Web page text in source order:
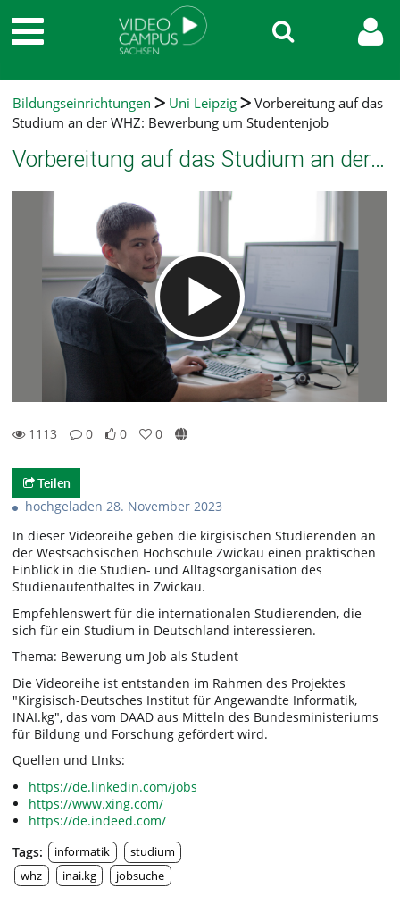
Bildungseinrichtungen Uni Leipzig
Vorbereitung auf das
Studium an der WHZ: Bewerbung um Studentenjob
Vorbereitung auf das Studium an der WHZ: Bewerbung um Studentenjob
1113
0
0
0
Teilen
hochgeladen 28. November 2023
In dieser Videoreihe geben die kirgisischen Studierenden an
der Westsächsischen Hochschule Zwickau einen praktischen
Einblick in die Studien- und Alltagsorganisation des
Studienaufenthaltes in Zwickau.
Empfehlenswert für die internationalen Studierenden, die
sich für ein Studium in Deutschland interessieren.
Thema: Bewerung um Job als Student
Die Videoreihe ist entstanden im Rahmen des Projektes
"Kirgisisch-Deutsches Institut für Angewandte Informatik,
INAI.kg", das vom DAAD aus Mitteln des Bundesministeriums
für Bildung und Forschung gefördert wird.
Quellen und LInks:
https://de.linkedin.com/jobs
https://www.xing.com/
https://de.indeed.com/
Tags:
informatik
studium
whz
inai.kg jobsuche